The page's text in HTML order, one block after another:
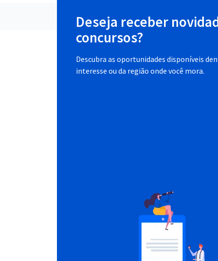
Deseja receber
concursos?
Descubra as oportunidades disponíveis
interesse ou da região onde você mora.